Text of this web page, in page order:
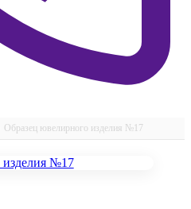
Образец ювелирного изделия №17